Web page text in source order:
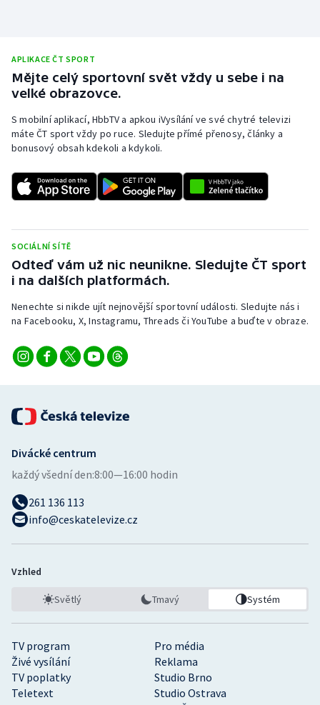
Motorsport
Olympijské hry
Parasport
Plavání
Plážový volejbal
Rychlobruslení
Rychlostní kanoistika
Short track
Sportovní střelba
Triatlon
Vodní slalom
Ostatní
APLIKACE ČT SPORT
Mějte celý sportovní svět vždy u sebe i na
velké obrazovce.
S mobilní aplikací, HbbTV a apkou iVysílání ve své chytré televizi
máte ČT sport vždy po ruce. Sledujte přímé přenosy, články a
bonusový obsah kdekoli a kdykoli.
SOCIÁLNÍ SÍTĚ
Odteď vám už nic neunikne. Sledujte ČT sport
i na dalších platformách.
Nenechte si nikde ujít nejnovější sportovní události. Sledujte nás i
na Facebooku, X, Instagramu, Threads či YouTube a buďte v obraze.
TV program
Pro média
Živé vysílání
Reklama
TV poplatky
Studio Brno
Teletext
Studio Ostrava
Divácké centrum
každý všední den:8:00—16:00 hodin
261 136 113
info@ceskatelevize.cz
Vzhled
Světlý Tmavý Systém